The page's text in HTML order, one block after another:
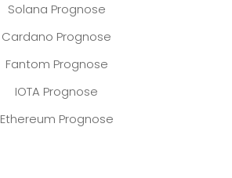
Solana Prognose
Cardano Prognose
Fantom Prognose
IOTA Prognose
Ethereum Prognose